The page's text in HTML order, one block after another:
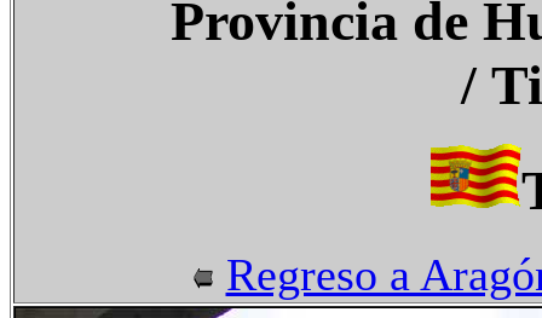
Provincia de
/
Regreso a